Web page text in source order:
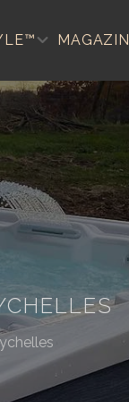
MAGAZIN